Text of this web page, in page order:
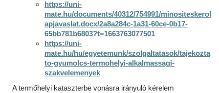
https://uni-
mate.hu/documents/40312/754991/minositeskerol
apjavaslat.docx/2a8a284c-1a31-60ce-0b17-
65bb781b6803?t=1663763077501
https://uni-
mate.hu/hu/egyetemunk/szolgaltatasok/tajekozta
to-gyumolcs-termohelyi-alkalmassagi-
szakvelemenyek
A termőhelyi kataszterbe vonásra irányuló kérelem